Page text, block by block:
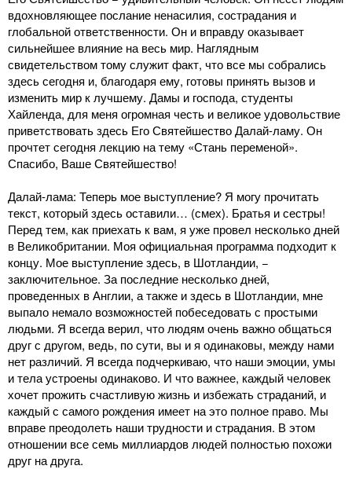
вдохновляющее послание ненасилия, сострадания и
глобальной ответственности. Он и вправду оказывает
сильнейшее влияние на весь мир. Наглядным
свидетельством тому служит факт, что все мы собрались
здесь сегодня и, благодаря ему, готовы принять вызов и
изменить мир к лучшему. Дамы и господа, студенты
Хайленда, для меня огромная честь и великое удовольствие
приветствовать здесь Его Святейшество Далай-ламу. Он
прочтет сегодня лекцию на тему «Стань переменой».
Спасибо, Ваше Святейшество!
Далай-лама: Теперь мое выступление? Я могу прочитать
текст, который здесь оставили… (смех). Братья и сестры!
Перед тем, как приехать к вам, я уже провел несколько дней
в Великобритании. Моя официальная программа подходит к
концу. Мое выступление здесь, в Шотландии, −
заключительное. За последние несколько дней,
проведенных в Англии, а также и здесь в Шотландии, мне
выпало немало возможностей побеседовать с простыми
людьми. Я всегда верил, что людям очень важно общаться
друг с другом, ведь, по сути, вы и я одинаковы, между нами
нет различий. Я всегда подчеркиваю, что наши эмоции, умы
и тела устроены одинаково. И что важнее, каждый человек
хочет прожить счастливую жизнь и избежать страданий, и
каждый с самого рождения имеет на это полное право. Мы
вправе преодолеть наши трудности и страдания. В этом
отношении все семь миллиардов людей полностью похожи
друг на друга.